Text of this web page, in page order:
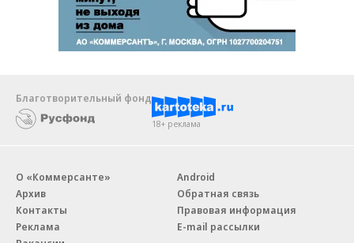
Благотворительный фонд
18+ реклама
О «Коммерсанте»
Архив
Контакты
Реклама
Android
Обратная связь
Правовая информация
E-mail рассылки